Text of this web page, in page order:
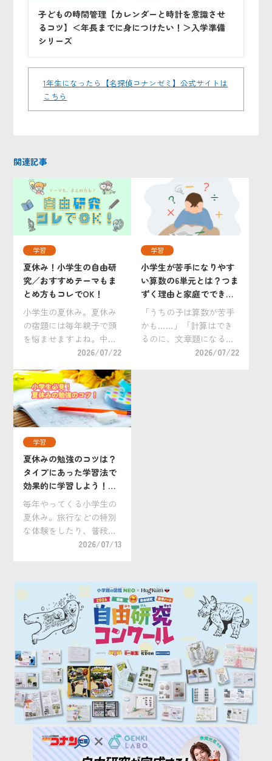
子どもの時間管理【カレンダーと時計を意識させ
るコツ】＜年長までに身につけたい！＞入学準備
シリーズ
1年生になったら【名探偵コナンゼミ】公式サイトは
こちら
関連記事
学習
夏休み！小学生の自由研
究／おすすめテーマもま
とめ方もコレでOK！
小学生の夏休み。夏休み
の宿題には毎年親子で頭
を悩ませますよね。中で
も大変手を焼くのが自由
か。 「小学生の自由研究
は何をすればいいの？」
「どうすれば上手にまと
められるの？」 「自分だ
2026/07/22
学習
小学生が苦手になりやす
い算数の6単元とは？つま
ずく理由と家庭でできる
克服法
「うちの子は算数が苦手
かも……」「計算はでき
るのに、文章題になると
手が止まってしまう」。
2026/07/22
学習
夏休みの勉強のコツは？
タイプにあった学習法で
効果的に学習しよう！小
学生向けおすすめ教材
も。
毎年やってくる小学生の
夏休み。旅行などの特別
な体験をしたり、普段は
できない過ごし方をした
暇において最大の悩みの
タネは「勉強」。学習ス
ケジュールを立て規則正
しく勉強するのが難し
[…]
2026/07/13